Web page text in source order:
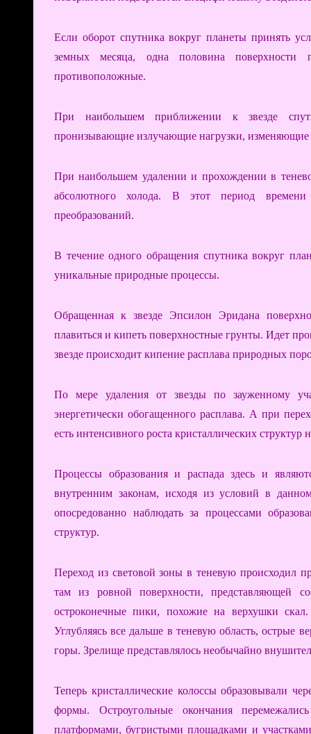
Если оборот спутника вокруг планеты принять
земных месяца, одна половина поверхности
противоположные.
При наибольшем приближении к звезде
пронизывающие излучающие нагрузки, изменяющие
При наибольшем удалении и прохождении в
абсолютного холода. В этот период времени
преобразований.
В течение одного обращения спутника вокруг
уникальные природные процессы.
Обращенная к звезде Эпсилон Эридана
плавиться и кипеть поверхностные грунты. Идет
звезде происходит кипение расплава природных
По мере удаления от звезды по зауженному
энергетически обогащенного расплава. А при
есть интенсивного роста кристаллических структур
Процессы образования и распада здесь и
внутренним законам, исходя из условий в
опосредованно наблюдать за процессами
структур.
Переход из световой зоны в теневую происходил
там из ровной поверхности, представляющей
остроконечные пики, похожие на верхушки
Углубляясь все дальше в теневую область, острые
горы. Зрелище представлялось необычайно
Теперь кристаллические колоссы образовывали
формы. Остроугольные окончания
платформами, бугристыми площадками и